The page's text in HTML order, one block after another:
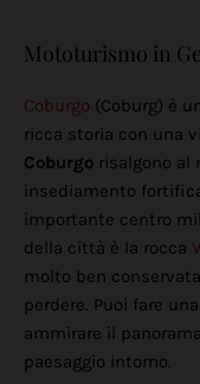
Mototurismo in
Coburgo (Coburg) è
ricca storia con una
Coburgo risalgono al
insediamento
importante centro
della città è la rocca
molto ben
perdere. Puoi fare
ammirare il
paesaggio intorno.